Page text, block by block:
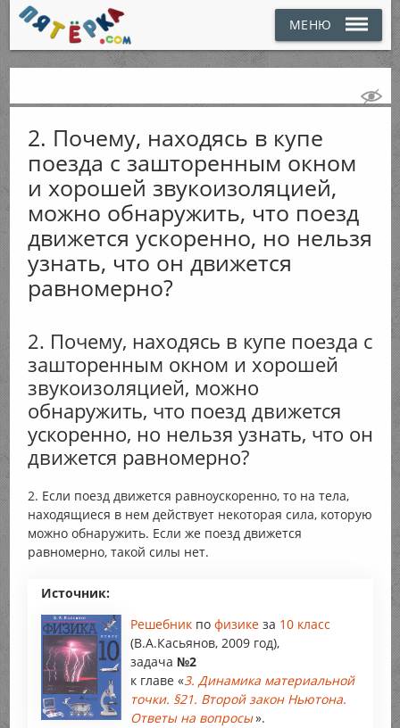
МЕНЮ
2. Почему, находясь в купе
поезда с зашторенным окном
и хорошей звукоизоляцией,
можно обнаружить, что поезд
движется ускоренно, но нельзя
узнать, что он движется
равномерно?
2. Почему, находясь в купе поезда с
зашторенным окном и хорошей
звукоизоляцией, можно
обнаружить, что поезд движется
ускоренно, но нельзя узнать, что он
движется равномерно?
2. Если поезд движется равноускоренно, то на тела,
находящиеся в нем действует некоторая сила, которую
можно обнаружить. Если же поезд движется
равномерно, такой силы нет.
Источник:
Решебник по физике за 10 класс
(В.А.Касьянов, 2009 год),
задача №2
к главе «3. Динамика материальной
точки. §21. Второй закон Ньютона.
Ответы на вопросы».